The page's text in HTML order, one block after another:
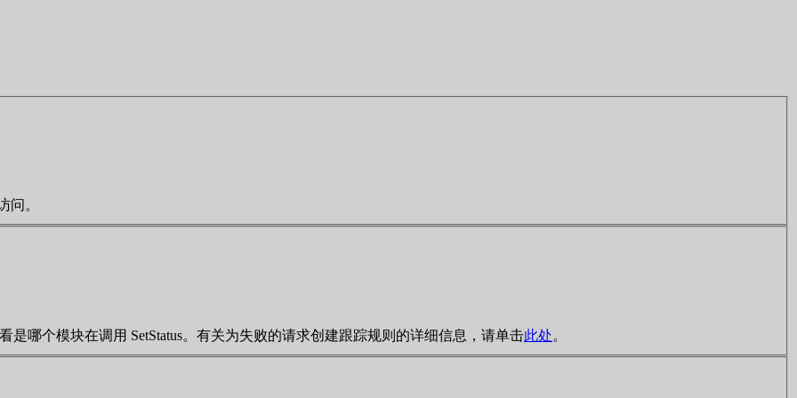
问。
哪个模块在调用 SetStatus。有关为失败的请求创建跟踪规则的详细信息，请单击此处。